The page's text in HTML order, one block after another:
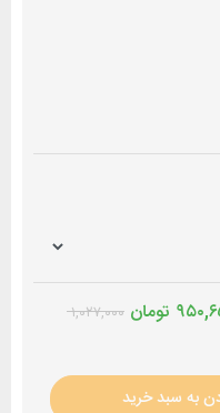
۱,۰۲۷,۰۰۰ تومان
به سبد خرید